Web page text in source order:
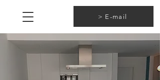
> E-mail